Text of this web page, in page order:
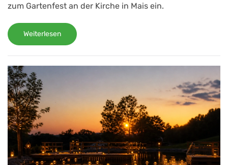
zum Gartenfest an der Kirche in Mais ein.
Weiterlesen